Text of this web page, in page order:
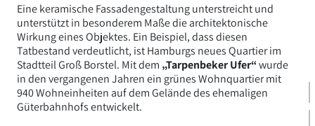
Eine keramische Fassadengestaltung unterstreicht und
unterstützt in besonderem Maße die architektonische
Wirkung eines Objektes. Ein Beispiel, dass diesen
Tatbestand verdeutlicht, ist Hamburgs neues Quartier im
Stadtteil Groß Borstel. Mit dem „Tarpenbeker Ufer“wurde
in den vergangenen Jahrenein grünes Wohnquartier mit
940 Wohneinheiten auf dem Gelände des ehemaligen
Güterbahnhofs entwickelt.